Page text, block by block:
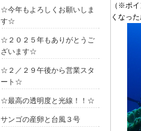
☆今年もよろしくお願いしま
す☆
☆２０２５年もありがとうご
ざいます☆
☆２／２９午後から営業スタ
ート☆
☆最高の透明度と光線！！☆
サンゴの産卵と台風３号
（※ポ
くなっ